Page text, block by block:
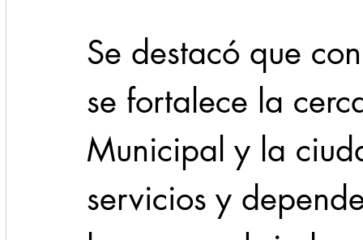
Se destacó que
se fortalece la
Municipal y la
servicios y